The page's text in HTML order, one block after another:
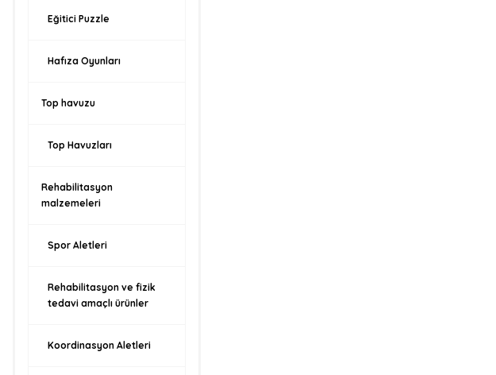
Eğitici Puzzle
Hafıza Oyunları
Top havuzu
Top Havuzları
Rehabilitasyon
malzemeleri
Spor Aletleri
Rehabilitasyon ve fizik
tedavi amaçlı ürünler
Koordinasyon Aletleri